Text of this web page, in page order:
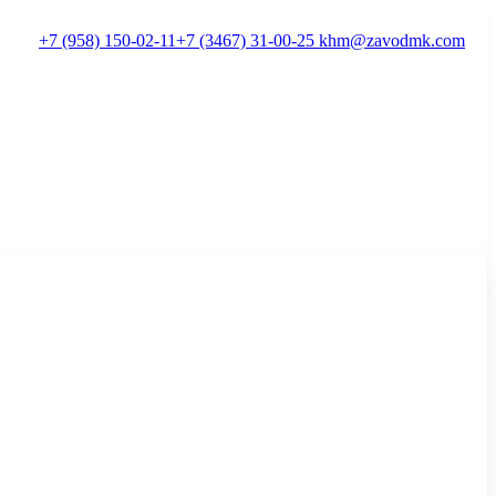
+7 (958) 150-02-11+7 (3467) 31-00-25 khm@zavodmk.com